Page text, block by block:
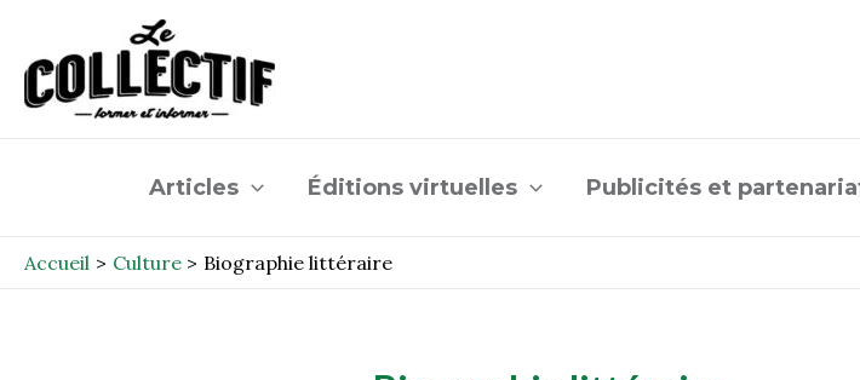
contenu
Articles Éditions virtuelles Publicités et
Accueil Culture Biographie littéraire